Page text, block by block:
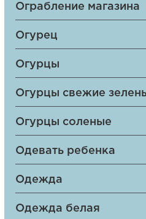
Ограбление магазина
Огурец
Огурцы
Огурцы свежие
Огурцы соленые
Одевать ребенка
Одежда
Одежда белая